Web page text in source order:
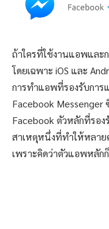
ถ้าใครที่ใช้งานแอพแล
โดยเฉพาะ iOS และ
การทำแอพที่รองรับกา
Facebook
Facebook ตัวหลักที่รอ
สาเหตุหนึ่งที่ทำให้หลา
เพราะคิดว่าตัวแอพหลัก